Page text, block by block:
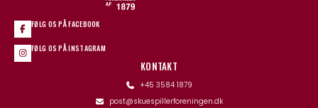
FØLG OS PÅ FACEBOOK
FØLG OS PÅ INSTAGRAM
KONTAKT
+45 3584 1879
post@skuespillerforeningen.dk